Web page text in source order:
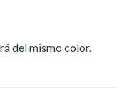
del mismo color.